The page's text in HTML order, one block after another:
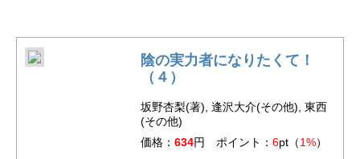
陰の実力者になりたくて！
（４）
坂野杏梨(著), 逢沢大介(その他), 東西
(その他)
価格： 634円 ポイント： 6pt（1%）